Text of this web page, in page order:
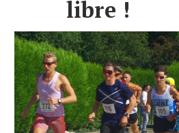
libre !